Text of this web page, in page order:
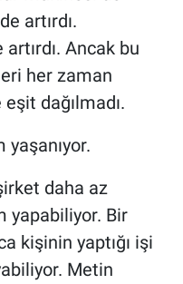
artırdı.
Ancak bu
her zaman
dağılmadı.
daha az
yapabiliyor. Bir
kişinin yaptığı işi
Metin